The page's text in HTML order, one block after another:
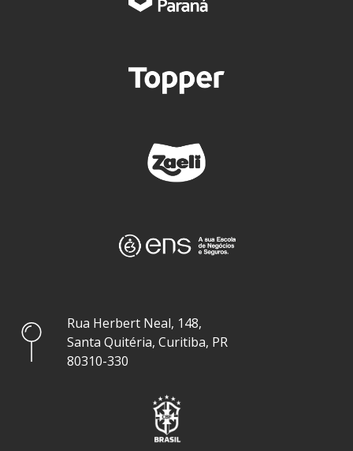
Rua Herbert Neal, 148,
Santa Quitéria, Curitiba, PR
80310-330